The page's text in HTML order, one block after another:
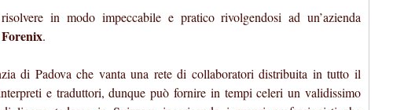
in modo impeccabile e pratico rivolgendosi ad un’azienda
.
di Padova che vanta una rete di collaboratori distribuita in tutto il
e traduttori, dunque può fornire in tempi celeri un validissimo